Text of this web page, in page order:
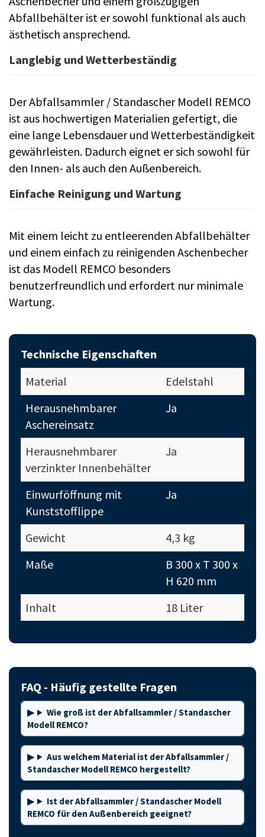
Abfallbehälter ist er sowohl funktional als auch
ästhetisch ansprechend.
Langlebig und Wetterbeständig
Der Abfallsammler / Standascher Modell REMCO
ist aus hochwertigen Materialien gefertigt, die
eine lange Lebensdauer und Wetterbeständigkeit
gewährleisten. Dadurch eignet er sich sowohl für
den Innen- als auch den Außenbereich.
Einfache Reinigung und Wartung
Mit einem leicht zu entleerenden Abfallbehälter
und einem einfach zu reinigenden Aschenbecher
ist das Modell REMCO besonders
benutzerfreundlich und erfordert nur minimale
Wartung.
Technische Eigenschaften
Material
Edelstahl
Herausnehmbarer
Aschereinsatz
Ja
Herausnehmbarer
verzinkter Innenbehälter
Ja
Einwurföffnung mit
Kunststofflippe
Ja
Gewicht
4,3 kg
Maße
B 300 x T 300 x
H 620 mm
Inhalt
18 Liter
FAQ - Häufig gestellte Fragen
Wie groß ist der Abfallsammler / Standascher
Modell REMCO?
Aus welchem Material ist der Abfallsammler /
Standascher Modell REMCO hergestellt?
Ist der Abfallsammler / Standascher Modell
REMCO für den Außenbereich geeignet?